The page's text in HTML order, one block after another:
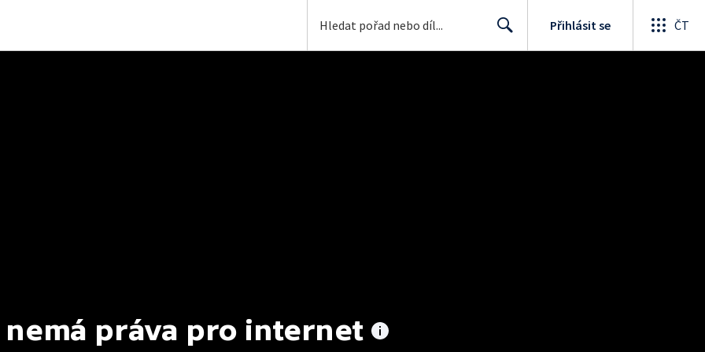
Přihlásit se ČT
nemá práva pro internet